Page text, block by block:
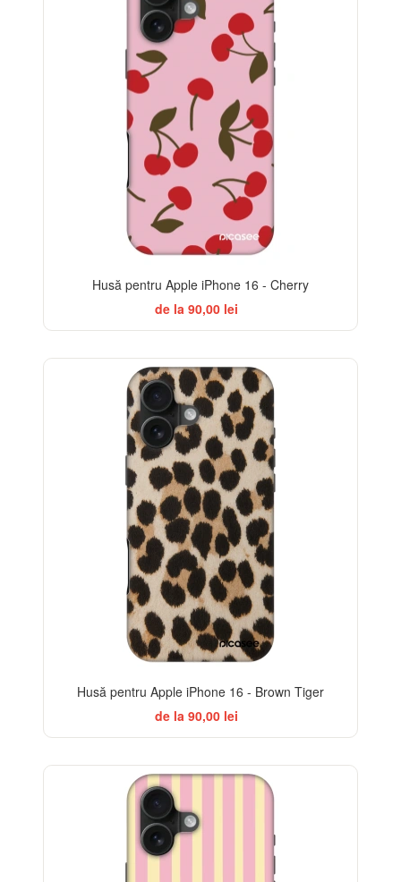
Husă pentru Apple iPhone 16 - Cherry
de la 90,00 lei
Husă pentru Apple iPhone 16 - Brown Tiger
de la 90,00 lei